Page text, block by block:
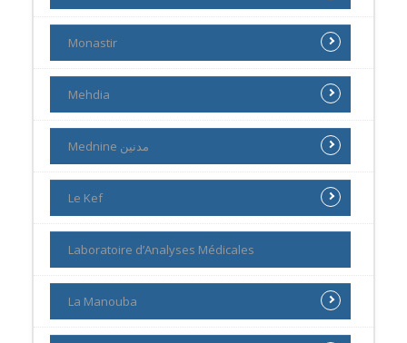
Monastir
Mehdia
Mednine مدنين
Le Kef
Laboratoire d’Analyses Médicales
La Manouba